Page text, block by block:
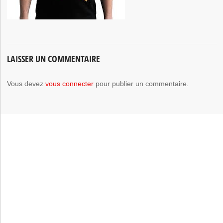
LAISSER UN COMMENTAIRE
Vous devezvous connecter pour publier un commentaire.